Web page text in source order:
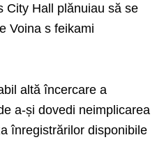
City Hall plănuiau să se
Voina s feikami
altă încercare a
a-și dovedi neimplicarea
înregistrărilor disponibile